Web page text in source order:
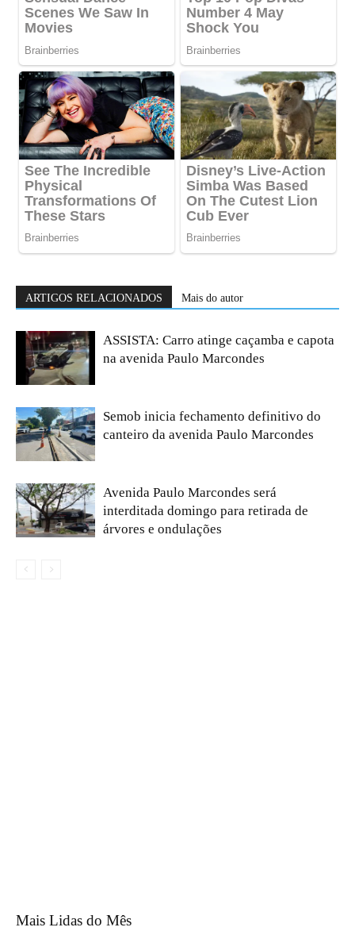
ARTIGOS RELACIONADOS Mais do autor
ASSISTA: Carro atinge caçamba e capota
na avenida Paulo Marcondes
Semob inicia fechamento definitivo do
canteiro da avenida Paulo Marcondes
Avenida Paulo Marcondes será
interditada domingo para retirada de
árvores e ondulações
Mais Lidas do Mês